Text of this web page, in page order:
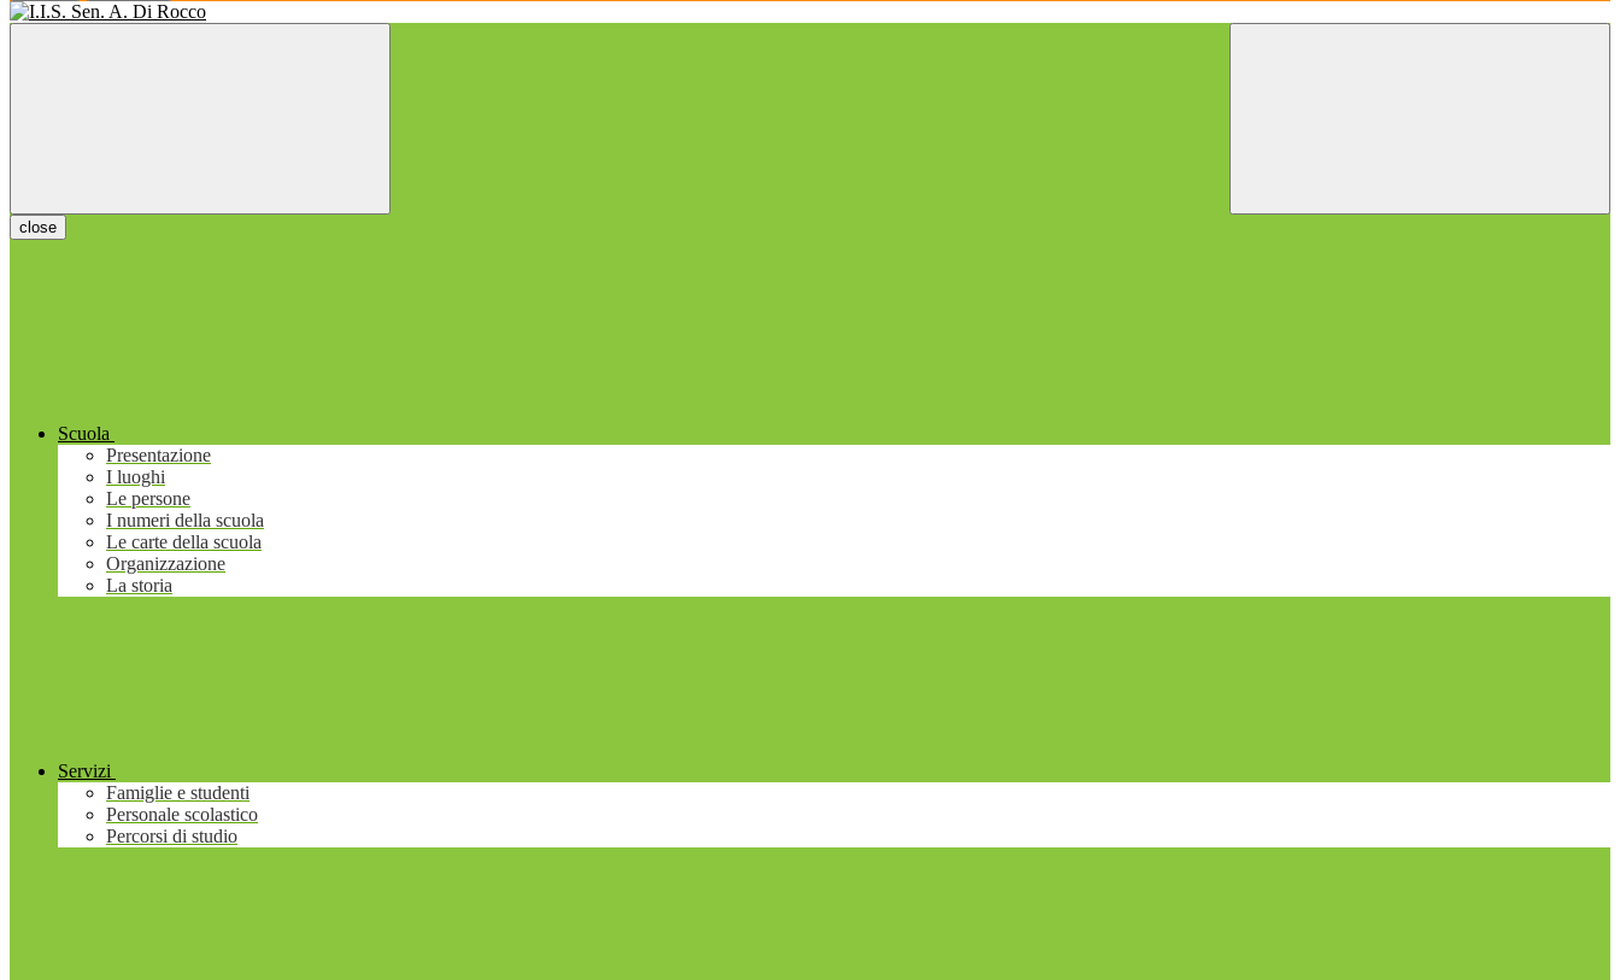
close
Scuola
Presentazione
I luoghi
Le persone
I numeri della scuola
Le carte della scuola
Organizzazione
La storia
Servizi
Famiglie e studenti
Personale scolastico
Percorsi di studio